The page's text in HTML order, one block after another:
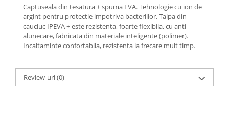
Captuseala din tesatura + spuma EVA. Tehnologie cu ion de
argint pentru protectie impotriva bacteriilor. Talpa din
cauciuc IPEVA + este rezistenta, foarte flexibila, cu anti-
alunecare, fabricata din materiale inteligente (polimer).
Incaltaminte confortabila, rezistenta la frecare mult timp.
Review-uri(0)